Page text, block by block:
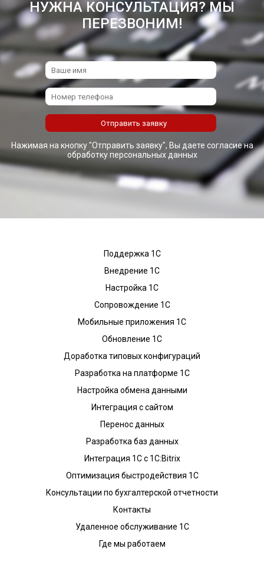
НУЖНА КОНСУЛЬТАЦИЯ? МЫ
ПЕРЕЗВОНИМ!
Нажимая на кнопку "Отправить заявку", Вы даете согласие на
обработку персональных данных
Поддержка 1С
Внедрение 1С
Настройка 1С
Сопровождение 1С
Мобильные приложения 1С
Обновление 1С
Доработка типовых конфигураций
Разработка на платформе 1С
Настройка обмена данными
Интеграция с сайтом
Перенос данных
Разработка баз данных
Интеграция 1С с 1С:Bitrix
Оптимизация быстродействия 1С
Консультации по бухгалтерской отчетности
Контакты
Удаленное обслуживание 1С
Где мы работаем